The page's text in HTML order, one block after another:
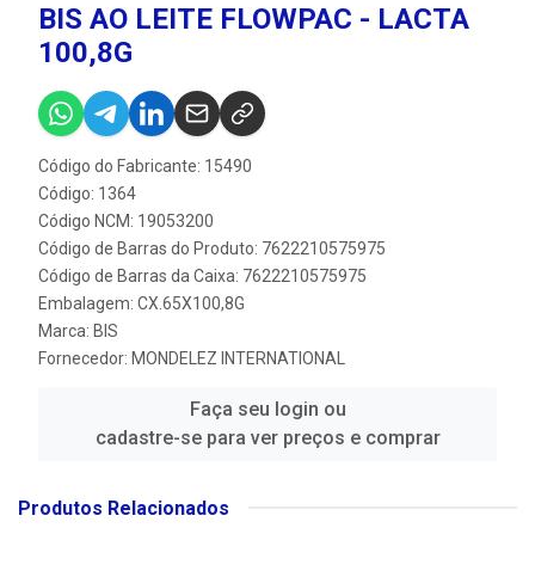
BIS AO LEITE FLOWPAC - LACTA
100,8G
Código do Fabricante: 15490
Código: 1364
Código NCM: 19053200
Código de Barras do Produto: 7622210575975
Código de Barras da Caixa: 7622210575975
Embalagem: CX.65X100,8G
Marca: BIS
Fornecedor: MONDELEZ INTERNATIONAL
Faça seu login ou
cadastre-se para ver preços e comprar
Produtos Relacionados